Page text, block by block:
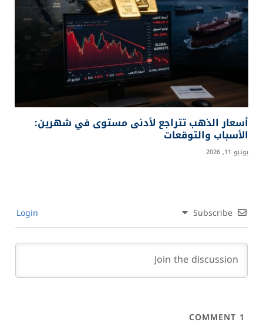
أسعار الذهب تتراجع لأدنى مستوى في شهرين:
الأسباب والتوقعات
يونيو 11, 2026
Subscribe
1